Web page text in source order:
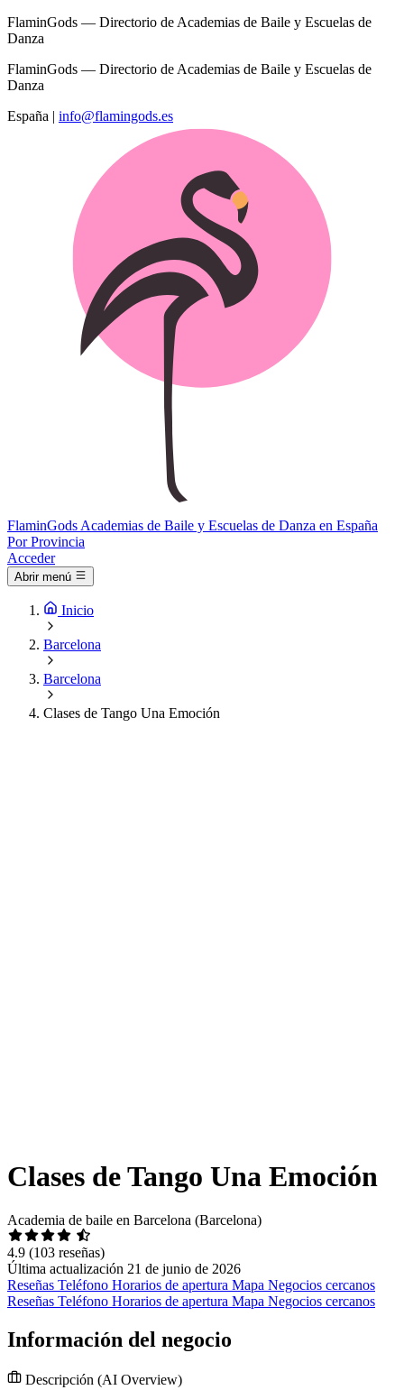
FlaminGods — Directorio de Academias de Baile y Escuelas de
Danza
FlaminGods — Directorio de Academias de Baile y Escuelas de
Danza
España | info@flamingods.es
FlaminGods Academias de Baile y Escuelas de Danza en España
Por Provincia
Acceder
Abrir menú
Inicio
Barcelona
Barcelona
Clases de Tango Una Emoción
Clases de Tango Una Emoción
Academia de baile en Barcelona (Barcelona)
4.9 (103 reseñas)
Última actualización 21 de junio de 2026
Reseñas Teléfono Horarios de apertura Mapa Negocios cercanos
Reseñas Teléfono Horarios de apertura Mapa Negocios cercanos
Información del negocio
Descripción (AI Overview)